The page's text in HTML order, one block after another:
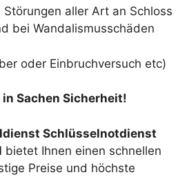
aller Art an Schloss
bei Wandalismusschäden
oder Einbruchversuch etc)
Sachen Sicherheit!
Schlüsselnotdienst
bietet Ihnen einen schnellen
Preise und höchste